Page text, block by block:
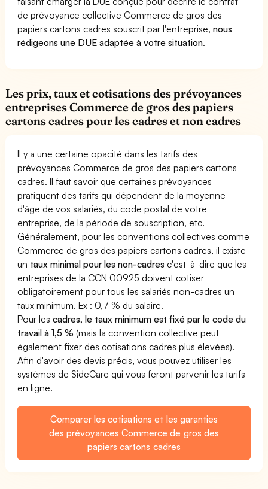
de prévoyance collective Commerce de gros des
papiers cartons cadres souscrit par l'entreprise,nous
rédigeons une DUE adaptée à votre situation.
Les prix, taux et cotisations des prévoyances
entreprises Commerce de gros des papiers
cartons cadres pour les cadres et non cadres
Il y a une certaine opacité dans les tarifs des
prévoyances Commerce de gros des papiers cartons
cadres. Il faut savoir que certaines prévoyances
pratiquent des tarifs qui dépendent de la moyenne
d'âge de vos salariés, du code postal de votre
entreprise, de la période de souscription, etc.
Généralement, pour les conventions collectives comme
Commerce de gros des papiers cartons cadres, il existe
un taux minimal pour les non-cadres c'est-à-dire que les
entreprises de la CCN 00925 doivent cotiser
obligatoirement pour tous les salariés non-cadres un
taux minimum. Ex : 0,7 % du salaire.
Pour lescadres, le taux minimum est fixé par le code du
travail à 1,5 % (mais la convention collective peut
également fixer des cotisations cadres plus élevées).
Afin d'avoir des devis précis, vous pouvez utiliser les
systèmes de SideCare qui vous feront parvenir les tarifs
en ligne.
Comparer les cotisations et les garanties
des prévoyances Commerce de gros des
papiers cartons cadres